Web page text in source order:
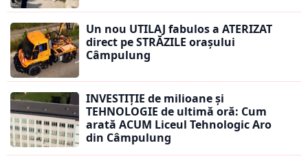
Un nou UTILAJ fabulos a ATERIZAT
direct pe STRĂZILE orașului
Câmpulung
INVESTIȚIE de milioane și
TEHNOLOGIE de ultimă oră: Cum
arată ACUM Liceul Tehnologic Aro
din Câmpulung